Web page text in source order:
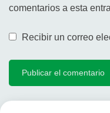
comentarios a esta
Recibir un correo